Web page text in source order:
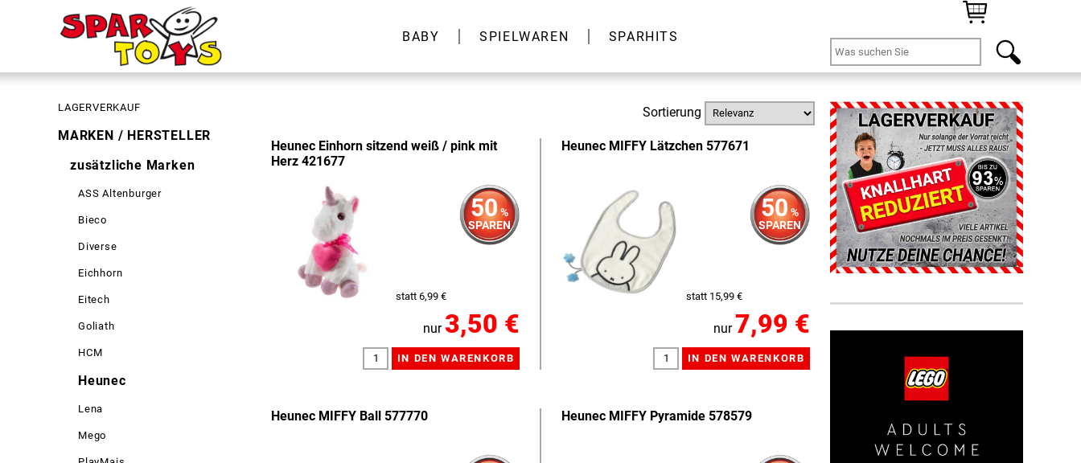
BABY SPIELWAREN SPARHITS
LAGERVERKAUF
MARKEN / HERSTELLER
zusätzliche Marken
ASS Altenburger
Bieco
Diverse
Eichhorn
Eitech
Goliath
HCM
Heunec
Lena
Mego
Sortierung
Heunec Einhorn sitzend weiß / pink mit
Herz 421677
50 %
SPAREN
statt 6,99 €
nur3,50 €
Heunec MIFFY Lätzchen 577671
50 %
SPAREN
statt 15,99 €
nur7,99 €
Heunec MIFFY Ball 577770 Heunec MIFFY Pyramide 578579